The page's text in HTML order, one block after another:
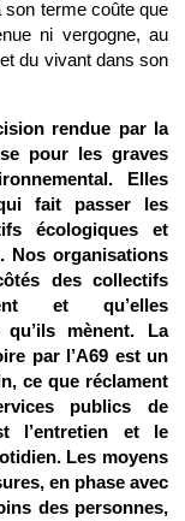
terme coûte que
ni vergogne, au
du vivant dans son
rendue par la
pour les graves
Elles
fait passer les
écologiques et
Nos organisations
des collectifs
et qu’elles
mènent. La
par l’A69 est un
ce que réclament
publics de
l’entretien et le
Les moyens
en phase avec
des personnes,